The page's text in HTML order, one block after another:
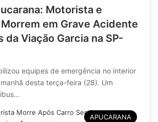
Motorista e
em Grave Acidente
da Viação Garcia na SP-
equipes de emergência no interior
desta terça-feira (28). Um
APUCARANA